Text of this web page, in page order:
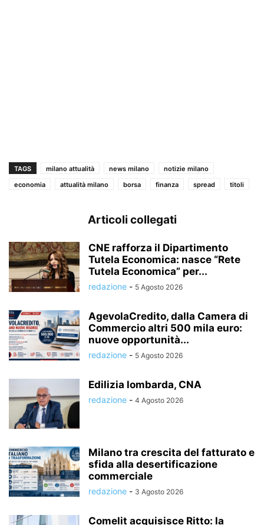
TAGS milano attualità news milano
notizie milano
economia
attualità milano borsa finanza spread titoli
Articoli collegati
CNE rafforza il Dipartimento
Tutela Economica: nasce “Rete
Tutela Economica” per...
redazione - 5 Agosto 2026
AgevolaCredito, dalla Camera di
Commercio altri 500 mila euro:
nuove opportunità...
redazione - 5 Agosto 2026
Edilizia lombarda, CNA
redazione - 4 Agosto 2026
Milano tra crescita del fatturato e
sfida alla desertificazione
commerciale
redazione - 3 Agosto 2026
Comelit acquisisce Ritto: la